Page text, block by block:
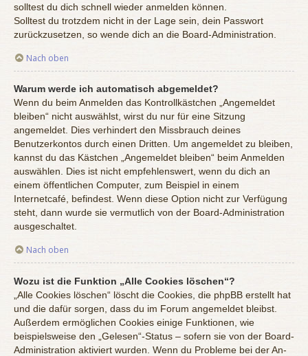
solltest du dich schnell wieder anmelden können.
Solltest du trotzdem nicht in der Lage sein, dein Passwort
zurückzusetzen, so wende dich an die Board-Administration.
Nach oben
Warum werde ich automatisch abgemeldet?
Wenn du beim Anmelden das Kontrollkästchen „Angemeldet
bleiben“ nicht auswählst, wirst du nur für eine Sitzung
angemeldet. Dies verhindert den Missbrauch deines
Benutzerkontos durch einen Dritten. Um angemeldet zu bleiben,
kannst du das Kästchen „Angemeldet bleiben“ beim Anmelden
auswählen. Dies ist nicht empfehlenswert, wenn du dich an
einem öffentlichen Computer, zum Beispiel in einem
Internetcafé, befindest. Wenn diese Option nicht zur Verfügung
steht, dann wurde sie vermutlich von der Board-Administration
ausgeschaltet.
Nach oben
Wozu ist die Funktion „Alle Cookies löschen“?
„Alle Cookies löschen“ löscht die Cookies, die phpBB erstellt hat
und die dafür sorgen, dass du im Forum angemeldet bleibst.
Außerdem ermöglichen Cookies einige Funktionen, wie
beispielsweise den „Gelesen“-Status – sofern sie von der Board-
Administration aktiviert wurden. Wenn du Probleme bei der An-